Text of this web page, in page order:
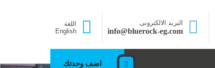
اللغة
English
البريد الالكترونى
info@bluerock-eg.com
اضف وحدتك